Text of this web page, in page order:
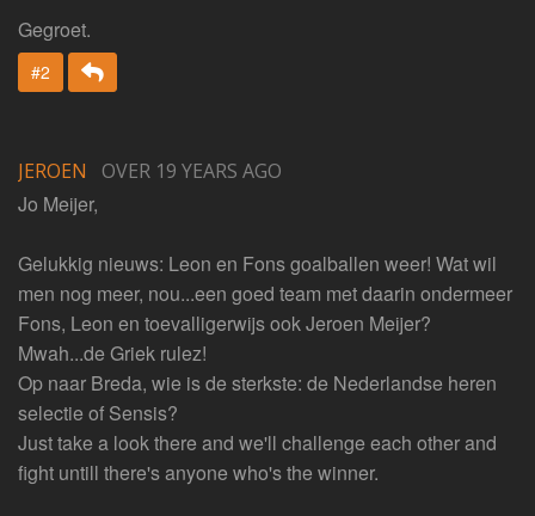
Gegroet.
#2 Beantwoorden
JEROEN OVER 19 YEARS AGO
Jo Meijer,
Gelukkig nieuws: Leon en Fons goalballen weer! Wat wil
men nog meer, nou...een goed team met daarin ondermeer
Fons, Leon en toevalligerwijs ook Jeroen Meijer?
Mwah...de Griek rulez!
Op naar Breda, wie is de sterkste: de Nederlandse heren
selectie of Sensis?
Just take a look there and we'll challenge each other and
fight untill there's anyone who's the winner.